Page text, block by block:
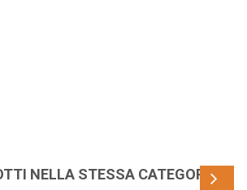
NELLA STESSA CATEGORIA